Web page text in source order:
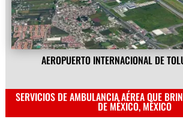
AEROPUERTO INTERNACIONAL DE
SERVICIOS DE AMBULANCIA AÉREA QUE
DE MÉXICO, MÉXICO